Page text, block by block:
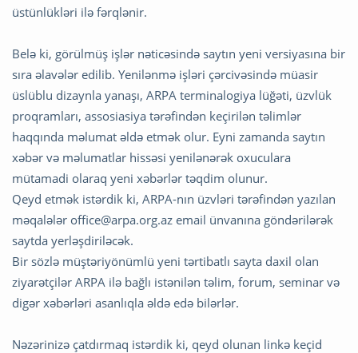
üstünlükləri ilə fərqlənir.
Belə ki, görülmüş işlər nəticəsində saytın yeni versiyasına bir
sıra əlavələr edilib. Yenilənmə işləri çərcivəsində müasir
üslüblu dizaynla yanaşı, ARPA terminalogiya lüğəti, üzvlük
proqramları, assosiasiya tərəfindən keçirilən təlimlər
haqqında məlumat əldə etmək olur. Eyni zamanda saytın
xəbər və məlumatlar hissəsi yenilənərək oxuculara
mütamadi olaraq yeni xəbərlər təqdim olunur.
Qeyd etmək istərdik ki, ARPA-nın üzvləri tərəfindən yazılan
məqalələr office@arpa.org.az email ünvanına göndərilərək
saytda yerləşdiriləcək.
Bir sözlə müştəriyönümlü yeni tərtibatlı sayta daxil olan
ziyarətçilər ARPA ilə bağlı istənilən təlim, forum, seminar və
digər xəbərləri asanlıqla əldə edə bilərlər.
Nəzərinizə çatdırmaq istərdik ki, qeyd olunan linkə keçid